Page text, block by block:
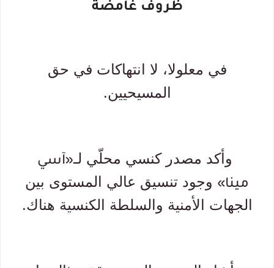
ظروف غامضة
في معلولا، لا انتهاكات في حق
المسيحيين.
وأكد مصدر كنسي محلّي لـ«آسي
مينا» وجود تنسيق عالي المستوى بين
الجهات الأمنية والسلطة الكنسية هناك.